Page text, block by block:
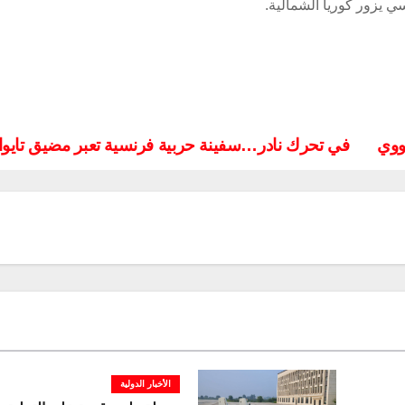
يزور كوريا الشمالية.
في تحرك نادر…سفينة حربية فرنسية تعبر مضيق
الأخبار الدولية